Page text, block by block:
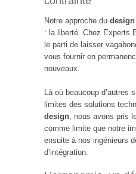
Notre approche du design
: la liberté. Chez Experts
le parti de laisser
vous fournir en
nouveaux.
Là où beaucoup d’autres
limites des solutions
design, nous avons pris
comme limite que notre
ensuite à nos ingénieurs
d’intégration.